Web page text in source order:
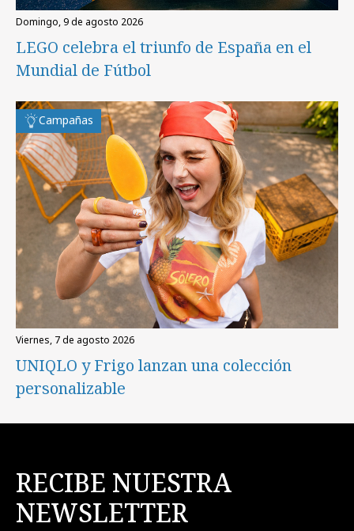
domingo, 9 de agosto 2026
LEGO celebra el triunfo de España en el
Mundial de Fútbol
Campañas
viernes, 7 de agosto 2026
UNIQLO y Frigo lanzan una colección
personalizable
RECIBE NUESTRA
NEWSLETTER